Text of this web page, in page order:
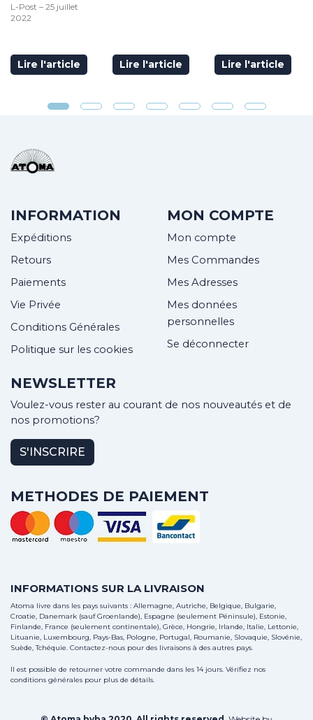
L-Post – 25 juillet
2022
Lire l'article Lire l'article Lire l'article
INFORMATION
Expéditions
Retours
Paiements
Vie Privée
Conditions Générales
Politique sur les cookies
MON COMPTE
Mon compte
Mes Commandes
Mes Adresses
Mes données
personnelles
Se déconnecter
NEWSLETTER
Voulez-vous rester au courant de nos nouveautés et de
nos promotions?
S'INSCRIRE
METHODES DE PAIEMENT
INFORMATIONS SUR LA LIVRAISON
Atoma livre dans les pays suivants : Allemagne, Autriche, Belgique, Bulgarie,
Croatie, Danemark (sauf Groenlande), Espagne (seulement Péninsule), Estonie,
Finlande, France (seulement continentale), Grèce, Hongrie, Irlande, Italie, Lettonie,
Lituanie, Luxembourg, Pays-Bas, Pologne, Portugal, Roumanie, Slovaquie, Slovénie,
Suède, Tchéquie. Contactez-nous pour des livraisons à des autres pays.
Il est possible de retourner votre commande dans les 14 jours. Vérifiez nos
conditions générales pour plus de détails.